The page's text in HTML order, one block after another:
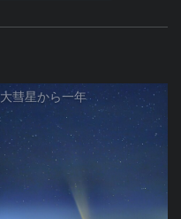
大彗星から一年